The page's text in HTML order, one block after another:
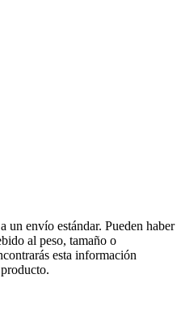
un envío estándar. Pueden haber
al peso, tamaño o
esta información